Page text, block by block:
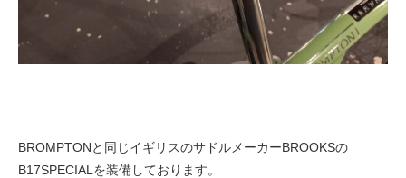
BROMPTONと同じイギリスのサドルメーカーBROOKSの
B17SPECIALを装備しております。